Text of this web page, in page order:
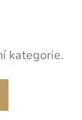
kategorie.